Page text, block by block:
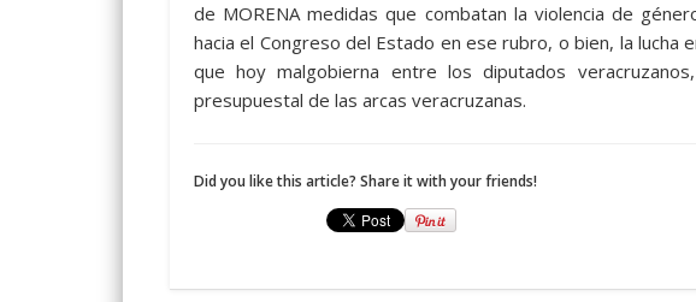
de MORENA medidas que combatan la violencia de
hacia el Congreso del Estado en ese rubro, o bien, la lucha
que hoy malgobierna entre los diputados
presupuestal de las arcas veracruzanas.
Did you like this article? Share it with your friends!